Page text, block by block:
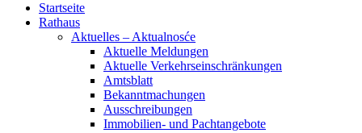
Startseite
Rathaus
Aktuelles – Aktualnosće
Aktuelle Meldungen
Aktuelle Verkehrseinschränkungen
Amtsblatt
Bekanntmachungen
Ausschreibungen
Immobilien- und Pachtangebote